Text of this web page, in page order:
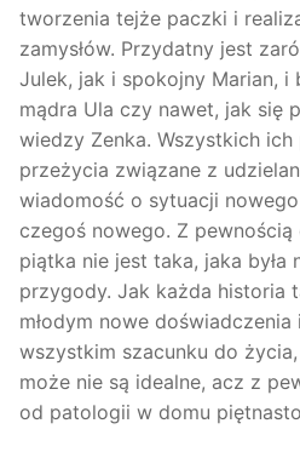
tworzenia tejże paczki i
zamysłów. Przydatny jest
Julek, jak i spokojny Marian, i
mądra Ula czy nawet, jak się
wiedzy Zenka. Wszystkich
przeżycia związane z
wiadomość o sytuacji
czegoś nowego. Z pewnością
piątka nie jest taka, jaka była
przygody. Jak każda historia
młodym nowe
wszystkim szacunku do
może nie są idealne, acz z
od patologii w domu